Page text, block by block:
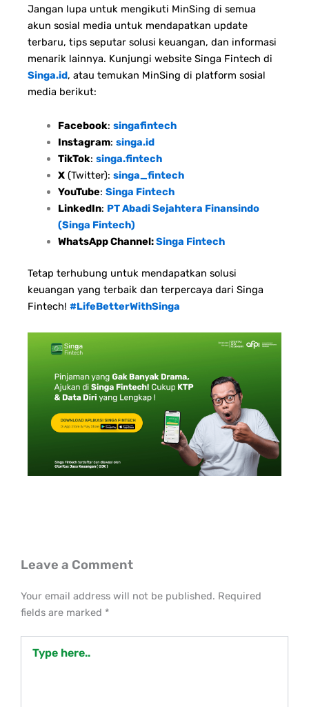
Jangan lupa untuk mengikuti MinSing di semua
akun sosial media untuk mendapatkan update
terbaru, tips seputar solusi keuangan, dan informasi
menarik lainnya. Kunjungi website Singa Fintech di
Singa.id, atau temukan MinSing di platform sosial
media berikut:
Facebook: singafintech
Instagram: singa.id
TikTok: singa.fintech
X(Twitter): singa_fintech
YouTube: Singa Fintech
LinkedIn: PT Abadi Sejahtera Finansindo
(Singa Fintech)
WhatsApp Channel:Singa Fintech
Tetap terhubung untuk mendapatkan solusi
keuangan yang terbaik dan terpercaya dari Singa
Fintech! #LifeBetterWithSinga
Leave a Comment
Your email address will not be published. Required
fields are marked *
here..